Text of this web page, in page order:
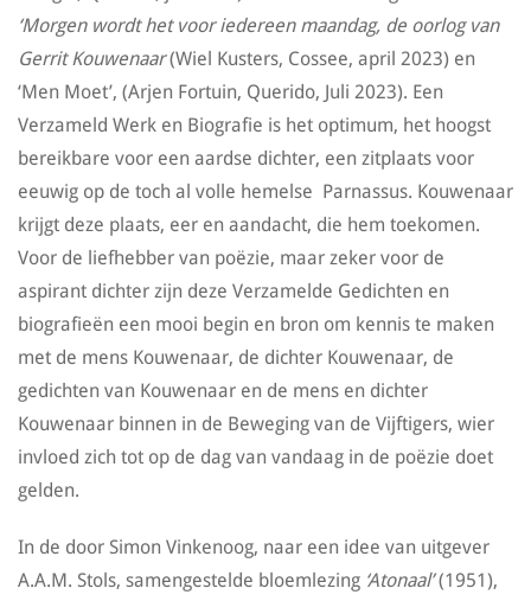
‘Morgen wordt het voor iedereen maandag, de oorlog van
Gerrit Kouwenaar(Wiel Kusters, Cossee, april 2023) en
‘Men Moet’, (Arjen Fortuin, Querido, Juli 2023). Een
Verzameld Werk en Biografie is het optimum, het hoogst
bereikbare voor een aardse dichter, een zitplaats voor
eeuwig op de toch al volle hemelse Parnassus. Kouwenaar
krijgt deze plaats, eer en aandacht, die hem toekomen.
Voor de liefhebber van poëzie, maar zeker voor de
aspirant dichter zijn deze Verzamelde Gedichten en
biografieën een mooi begin en bron om kennis te maken
met de mens Kouwenaar, de dichter Kouwenaar, de
gedichten van Kouwenaar en de mens en dichter
Kouwenaar binnen in de Beweging van de Vijftigers, wier
invloed zich tot op de dag van vandaag in de poëzie doet
gelden.
In de door Simon Vinkenoog, naar een idee van uitgever
A.A.M. Stols, samengestelde bloemlezing ‘Atonaal’(1951),